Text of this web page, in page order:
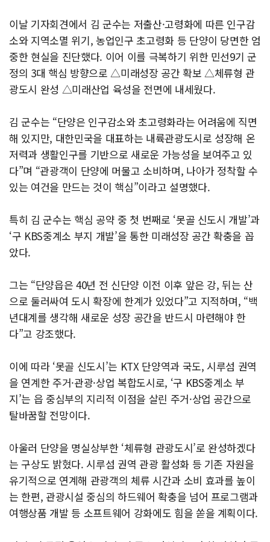
이날 기자회견에서 김 군수는 저출산·고령화에 따른 인구감
소와 지역소멸 위기, 농업인구 초고령화 등 단양이 당면한 엄
중한 현실을 진단했다. 이어 이를 극복하기 위한 민선9기 군
정의 3대 핵심 방향으로 △미래성장 공간 확보 △체류형 관
광도시 완성 △미래산업 육성을 전면에 내세웠다.
김 군수는 “단양은 인구감소와 초고령화라는 어려움에 직면
해 있지만, 대한민국을 대표하는 내륙관광도시로 성장해 온
저력과 생활인구를 기반으로 새로운 가능성을 보여주고 있
다”며 “관광객이 단양에 머물고 소비하며, 나아가 정착할 수
있는 여건을 만드는 것이 핵심”이라고 설명했다.
특히 김 군수는 핵심 공약 중 첫 번째로 ‘못골 신도시 개발’과
‘구 KBS중계소 부지 개발’을 통한 미래성장 공간 확충을 꼽
았다.
그는 “단양읍은 40년 전 신단양 이전 이후 앞은 강, 뒤는 산
으로 둘러싸여 도시 확장에 한계가 있었다”고 지적하며, “백
년대계를 생각해 새로운 성장 공간을 반드시 마련해야 한
다”고 강조했다.
이에 따라 ‘못골 신도시’는 KTX 단양역과 국도, 시루섬 권역
을 연계한 주거·관광·상업 복합도시로, ‘구 KBS중계소 부
지’는 읍 중심부의 지리적 이점을 살린 주거·상업 공간으로
탈바꿈할 전망이다.
아울러 단양을 명실상부한 ‘체류형 관광도시’로 완성하겠다
는 구상도 밝혔다. 시루섬 권역 관광 활성화 등 기존 자원을
유기적으로 연계해 관광객의 체류 시간과 소비 효과를 높이
는 한편, 관광시설 중심의 하드웨어 확충을 넘어 프로그램과
여행상품 개발 등 소프트웨어 강화에도 힘을 쏟을 계획이다.